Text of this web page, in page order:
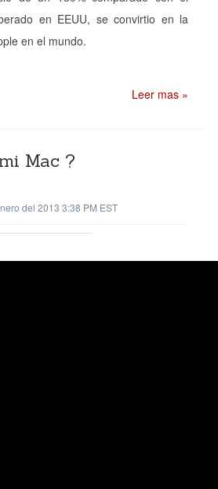
en EEUU, se convirtio en la
en el mundo.
Leer mas »
Mac ?
del 2013 3:38 PM EST